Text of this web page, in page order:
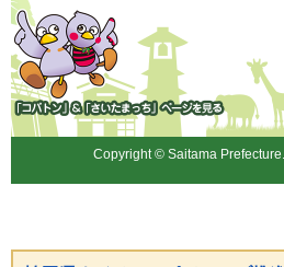
「コバトン」&「さいたまっ
ち」
Copyright © Saitama